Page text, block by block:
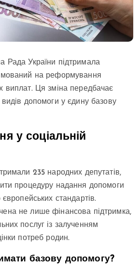
Рада України підтримала
на реформування
виплат. Ця зміна передбачає
видів допомоги у єдину базову
у соціальній
235 народних депутатів,
процедуру надання допомоги
європейських стандартів.
не лише фінансова підтримка,
послуг із залученням
потреб родин.
базову допомогу?